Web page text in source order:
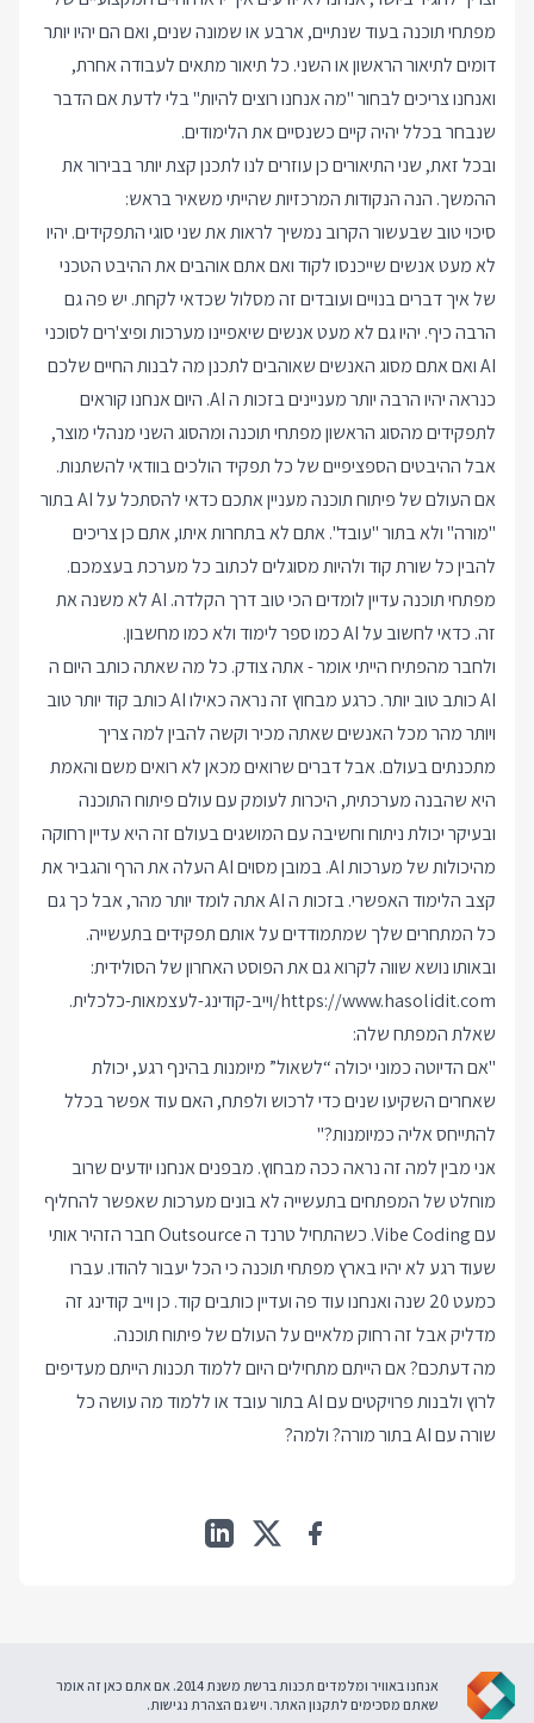
מפתחי תוכנה בעוד שנתיים, ארבע או שמונה שנים, ואם הם יהיו יותר
דומים לתיאור הראשון או השני. כל תיאור מתאים לעבודה אחרת,
ואנחנו צריכים לבחור "מה אנחנו רוצים להיות" בלי לדעת אם הדבר
שנבחר בכלל יהיה קיים כשנסיים את הלימודים.
ובכל זאת, שני התיאורים כן עוזרים לנו לתכנן קצת יותר בבירור את
ההמשך. הנה הנקודות המרכזיות שהייתי משאיר בראש:
סיכוי טוב שבעשור הקרוב נמשיך לראות את שני סוגי התפקידים. יהיו
לא מעט אנשים שייכנסו לקוד ואם אתם אוהבים את ההיבט הטכני
של איך דברים בנויים ועובדים זה מסלול שכדאי לקחת. יש פה גם
הרבה כיף. יהיו גם לא מעט אנשים שיאפיינו מערכות ופיצ'רים לסוכני
AI ואם אתם מסוג האנשים שאוהבים לתכנן מה לבנות החיים שלכם
כנראה יהיו הרבה יותר מעניינים בזכות ה AI. היום אנחנו קוראים
לתפקידים מהסוג הראשון מפתחי תוכנה ומהסוג השני מנהלי מוצר,
אבל ההיבטים הספציפיים של כל תפקיד הולכים בוודאי להשתנות.
אם העולם של פיתוח תוכנה מעניין אתכם כדאי להסתכל על AI בתור
"מורה" ולא בתור "עובד". אתם לא בתחרות איתו, אתם כן צריכים
להבין כל שורת קוד ולהיות מסוגלים לכתוב כל מערכת בעצמכם.
מפתחי תוכנה עדיין לומדים הכי טוב דרך הקלדה. AI לא משנה את
זה. כדאי לחשוב על AI כמו ספר לימוד ולא כמו מחשבון.
ולחבר מהפתיח הייתי אומר - אתה צודק. כל מה שאתה כותב היום ה
AI כותב טוב יותר. כרגע מבחוץ זה נראה כאילו AI כותב קוד יותר טוב
ויותר מהר מכל האנשים שאתה מכיר וקשה להבין למה צריך
מתכנתים בעולם. אבל דברים שרואים מכאן לא רואים משם והאמת
היא שהבנה מערכתית, היכרות לעומק עם עולם פיתוח התוכנה
ובעיקר יכולת ניתוח וחשיבה עם המושגים בעולם זה היא עדיין רחוקה
מהיכולות של מערכות AI. במובן מסוים AI העלה את הרף והגביר את
קצב הלימוד האפשרי. בזכות ה AI אתה לומד יותר מהר, אבל כך גם
כל המתחרים שלך שמתמודדים על אותם תפקידים בתעשייה.
ובאותו נושא שווה לקרוא גם את הפוסט האחרון של הסולידית:
https://www.hasolidit.com/וייב-קודינג-לעצמאות-כלכלית
.
שאלת המפתח שלה:
"אם הדיוטה כמוני יכולה “לשאול” מיומנות בהינף רגע, יכולת
שאחרים השקיעו שנים כדי לרכוש ולפתח, האם עוד אפשר בכלל
להתייחס אליה כמיומנות?"
אני מבין למה זה נראה ככה מבחוץ. מבפנים אנחנו יודעים שרוב
מוחלט של המפתחים בתעשייה לא בונים מערכות שאפשר להחליף
עם Vibe Coding. כשהתחיל טרנד ה Outsource חבר הזהיר אותי
שעוד רגע לא יהיו בארץ מפתחי תוכנה כי הכל יעבור להודו. עברו
כמעט 20 שנה ואנחנו עוד פה ועדיין כותבים קוד. כן וייב קודינג זה
מדליק אבל זה רחוק מלאיים על העולם של פיתוח תוכנה.
מה דעתכם? אם הייתם מתחילים היום ללמוד תכנות הייתם מעדיפים
לרוץ ולבנות פרויקטים עם AI בתור עובד או ללמוד מה עושה כל
שורה עם AI בתור מורה? ולמה?
אנחנו באוויר ומלמדים תכנות ברשת משנת 2014. אם אתם כאן זה אומר
שאתם מסכימים לתקנון האתר. ויש גם הצהרת נגישות.